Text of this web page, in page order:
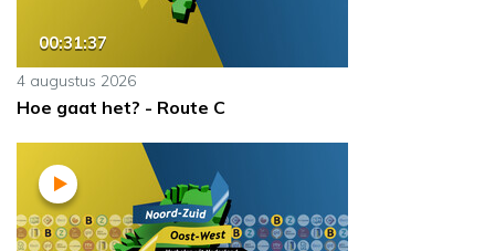
00:31:37
4 augustus 2026
Hoe gaat het? - Route C